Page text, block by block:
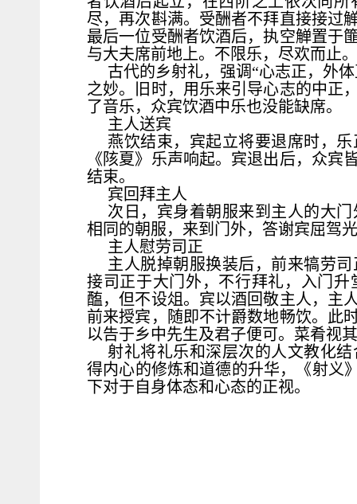
尽，再次斟满。受酬者不拜直接接过
最后一位受酬者饮酒后，执空觯置于
与大夫席前地上。不限乐，尽欢而止。
古代的乡射礼，强调“心志正，外
之妙。旧时，用乐来引导心志的中正
了音乐，众宾饮酒中乐也没能缺席。
主人送宾
燕饮结束，宾起立将要退席时，
《陔夏》乐声响起。宾退出后，众
结束。
宾回拜主人
次日，宾身着朝服来到主人的大
相同的朝服，来到门外，答谢宾屈驾
主人慰劳司正
主人脱掉朝服换装后，前来犒劳
接司正于大门外，不行拜礼，入门
醢，但不设俎。宾以酒回敬主人，主
前来授宾，随即不计爵数地畅饮。此
以告于乡中先生及君子便可。菜肴视
射礼将礼乐和深层次的人文教化
得内心的修炼和道德的升华，《射义
下对于自身体态和心态的正视。